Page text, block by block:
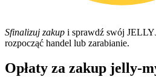
Blokady BTR
Sfinalizuj zakup i sprawdź swój
rozpocząć handel lub zarabianie.
Opłaty za zakup jelly-